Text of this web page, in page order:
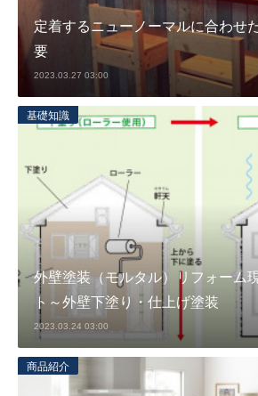
定着するニューノーマルに合わせ
要
2023.03.27 03:00
基礎知識
外壁塗装（モルタル）リフォーム
ト～外壁下塗り・仕上げ塗装
2023.03.24 03:00
商品紹介